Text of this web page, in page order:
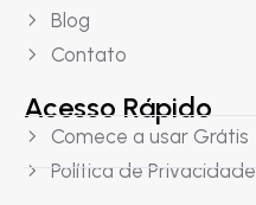
Blog
Contato
Acesso Rápido
Comece a usar Grátis
Política de Privacidade